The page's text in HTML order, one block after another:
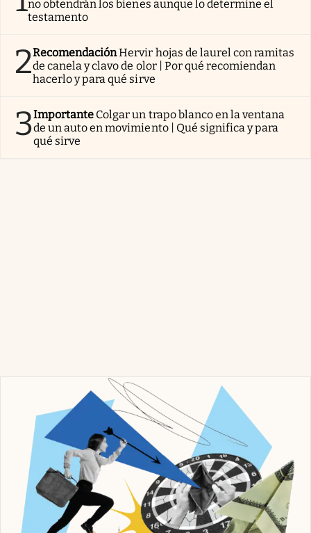
no obtendrán los bienes aunque lo determine el
testamento
2RecomendaciónHervir hojas de laurel con ramitas
de canela y clavo de olor | Por qué recomiendan
hacerlo y para qué sirve
3Importante Colgar un trapo blanco en la ventana
de un auto en movimiento | Qué significa y para
qué sirve